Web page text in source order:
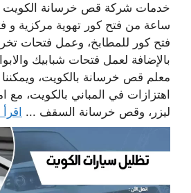
ساعة من فتح كور تهوية مركزية و
فتح كور للمطابخ، وعمل فتحات
بالإضافة لعمل فتحات شبابيك
معلم قص خرسانة بالكويت،
اهتزازات في المباني بالكويت،
ليزر، وقص خرسانة السقف ...